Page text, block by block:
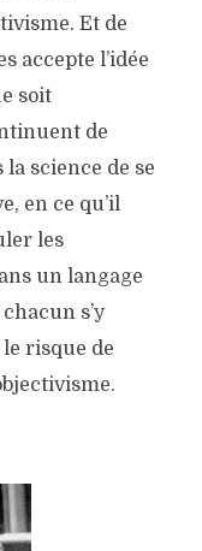
Et de
accepte l’idée
soit
de
la science de se
en ce qu’il
les
un langage
s’y
risque de